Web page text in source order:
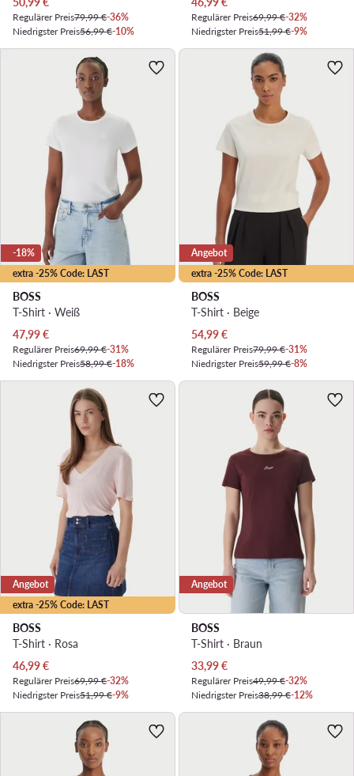
Regulärer Preis79,99 €-36%
Niedrigster Preis56,99 €-10%
Regulärer Preis69,99 €-32%
Niedrigster Preis51,99 €-9%
extra -25% Code: LAST
-18%
BOSS
T-Shirt · Weiß
Aktueller Preis
47,99€
Regulärer Preis69,99 €-31%
Niedrigster Preis58,99 €-18%
extra -25% Code: LAST
Angebot
BOSS
T-Shirt · Beige
Aktueller Preis
54,99€
Regulärer Preis79,99 €-31%
Niedrigster Preis59,99 €-8%
extra -25% Code: LAST
Angebot
BOSS
T-Shirt · Rosa
Aktueller Preis
46,99€
Regulärer Preis69,99 €-32%
Niedrigster Preis51,99 €-9%
Angebot
BOSS
T-Shirt · Braun
Aktueller Preis
33,99€
Regulärer Preis49,99 €-32%
Niedrigster Preis38,99 €-12%